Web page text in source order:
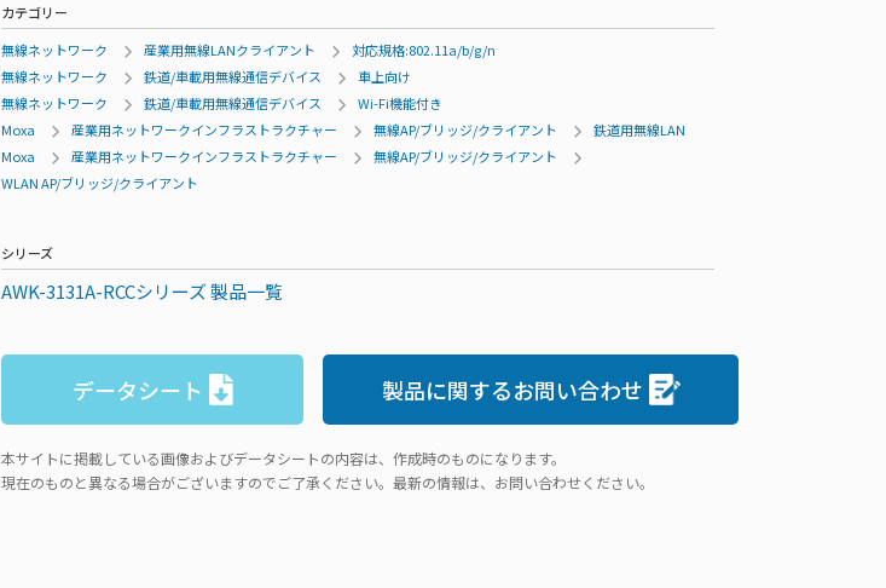
カテゴリー
無線ネットワーク
産業用無線LANクライアント
対応規格:802.11a/b/g/n
無線ネットワーク
鉄道/車載用無線通信デバイス
車上向け
無線ネットワーク
鉄道/車載用無線通信デバイス
Wi-Fi機能付き
Moxa
産業用ネットワークインフラストラクチャー 無線AP/ブリッジ/クライアント
鉄道用無線LAN
Moxa
産業用ネットワークインフラストラクチャー
無線AP/ブリッジ/クライアント
WLAN AP/ブリッジ/クライアント
シリーズ
AWK-3131A-RCCシリーズ 製品一覧
データシート 製品に関するお問い合わせ
本サイトに掲載している画像およびデータシートの内容は、作成時のものになります。
現在のものと異なる場合がございますのでご了承ください。最新の情報は、お問い合わせください。